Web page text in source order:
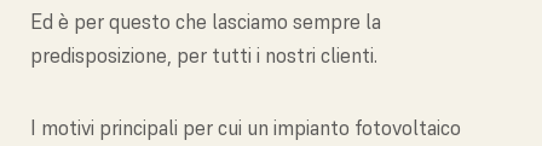
Ed è per questo che lasciamo sempre la
predisposizione, per tutti i nostri clienti.
I motivi principali per cui un impianto fotovoltaico